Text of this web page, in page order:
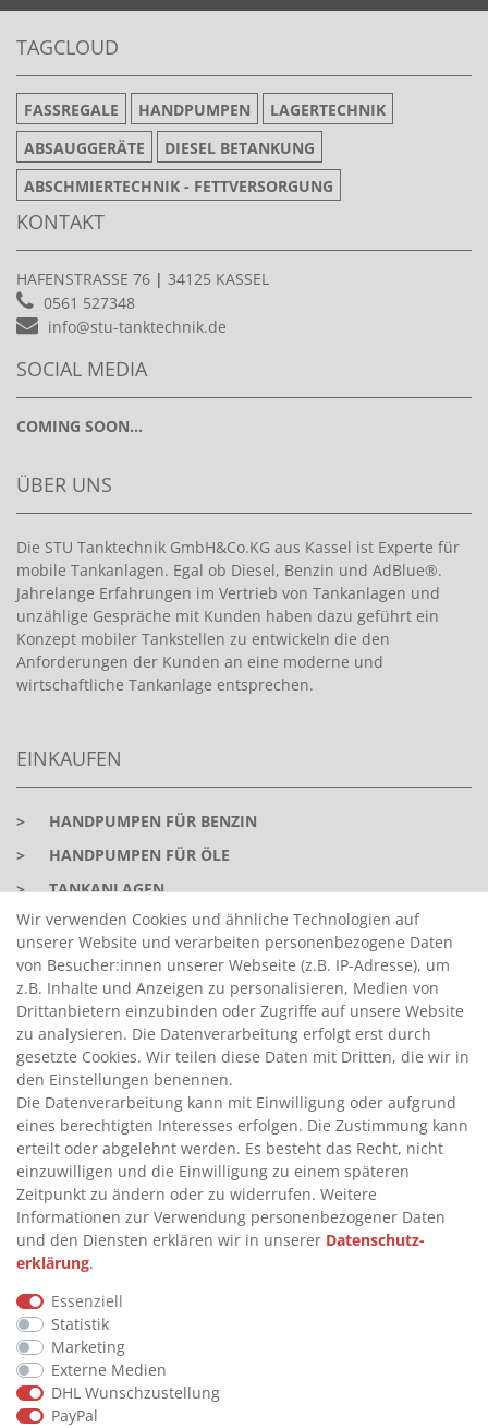
TAGCLOUD
FASSREGALE HANDPUMPEN
LAGERTECHNIK
ABSAUGGERÄTE
DIESEL BETANKUNG
ABSCHMIERTECHNIK - FETTVERSORGUNG
KONTAKT
HAFENSTRASSE 76 | 34125 KASSEL
0561 527348
info@stu-tanktechnik.de
SOCIAL MEDIA
COMING SOON...
ÜBER UNS
Die STU Tanktechnik GmbH&Co.KG aus Kassel ist Experte für
mobile Tankanlagen. Egal ob Diesel, Benzin und AdBlue®.
Jahrelange Erfahrungen im Vertrieb von Tankanlagen und
unzählige Gespräche mit Kunden haben dazu geführt ein
Konzept mobiler Tankstellen zu entwickeln die den
Anforderungen der Kunden an eine moderne und
wirtschaftliche Tankanlage entsprechen.
EINKAUFEN
>
HANDPUMPEN FÜR BENZIN
>
HANDPUMPEN FÜR ÖLE
>
TANKANLAGEN
>
ADBLUE® BETANKUNG
INFORMATIONEN
>
FAQ
>
VERTRAG WIDERRUFEN
>
WIDERRUFSRECHT
>
WIDERRUFSFORMULAR
>
IMPRESSUM
>
DATENSCHUTZERKLÄRUNG
>
AGB
>
KONTAKT
© Copyright 2026 by STU Tanktechnik
Alle Rechte vorbehalten.
Wir verwenden Cookies und ähnliche Technologien auf
unserer Website und verarbeiten personenbezogene Daten
von Besucher:innen unserer Webseite (z.B. IP-Adresse), um
z.B. Inhalte und Anzeigen zu personalisieren, Medien von
Drittanbietern einzubinden oder Zugriffe auf unsere Website
zu analysieren. Die Datenverarbeitung erfolgt erst durch
gesetzte Cookies. Wir teilen diese Daten mit Dritten, die wir in
den Einstellungen benennen.
Die Datenverarbeitung kann mit Einwilligung oder aufgrund
eines berechtigten Interesses erfolgen. Die Zustimmung kann
erteilt oder abgelehnt werden. Es besteht das Recht, nicht
einzuwilligen und die Einwilligung zu einem späteren
Zeitpunkt zu ändern oder zu widerrufen. Weitere
Informationen zur Verwendung personenbezogener Daten
und den Diensten erklären wir in unserer Daten­schutz­
erklärung.
Essenziell
Statistik
Marketing
Externe Medien
DHL Wunschzustellung
PayPal